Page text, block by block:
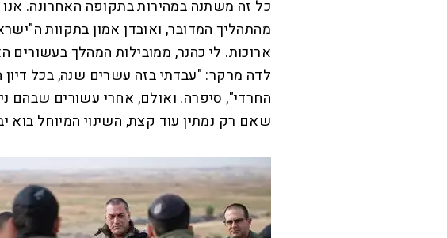
כל זה משתנה במהירות בתקופה האחרונה.
מהתהליך המדובר, ואובדן אמון בתקוות
ארוכות. לי כהנר, ממובילות המהלך בעשורים
לדה מרקר: "עבדתי בזה עשרים שנה, בכל דיון
החרדי", סיפרה. ואולם, אחרי עשורים שבהם
שאם רק נמתין עוד קצת, השינוי המיוחל בוא